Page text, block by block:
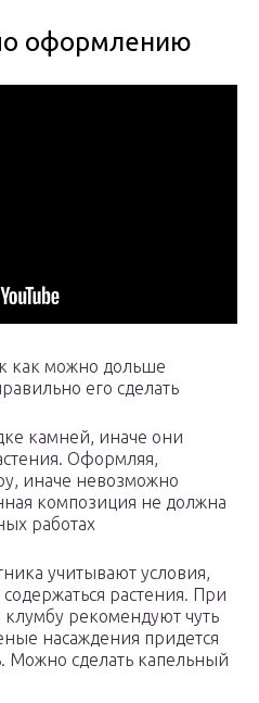
оформлению
как можно дольше
его сделать
камней, иначе они
Оформляя,
иначе невозможно
композиция не должна
работах
учитывают условия,
растения. При
рекомендуют чуть
насаждения придется
Можно сделать капельный